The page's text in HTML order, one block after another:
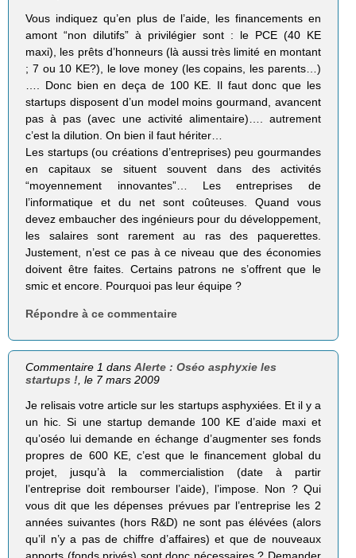
Vous indiquez qu’en plus de l’aide, les financements en
amont “non dilutifs” à privilégier sont : le PCE (40 KE
maxi), les prêts d’honneurs (là aussi très limité en montant
; 7 ou 10 KE?), le love money (les copains, les parents…)
…. Donc bien en deça de 100 KE. Il faut donc que les
startups disposent d’un model moins gourmand, avancent
pas à pas (avec une activité alimentaire)…. autrement
c’est la dilution. On bien il faut hériter…
Les startups (ou créations d’entreprises) peu gourmandes
en capitaux se situent souvent dans des activités
“moyennement innovantes”… Les entreprises de
l’informatique et du net sont coûteuses. Quand vous
devez embaucher des ingénieurs pour du développement,
les salaires sont rarement au ras des paquerettes.
Justement, n’est ce pas à ce niveau que des économies
doivent être faites. Certains patrons ne s’offrent que le
smic et encore. Pourquoi pas leur équipe ?
Répondre à ce commentaire
Commentaire 1 dansAlerte : Oséo asphyxie les
startups ! , le 7 mars 2009
Je relisais votre article sur les startups asphyxiées. Et il y a
un hic. Si une startup demande 100 KE d’aide maxi et
qu’oséo lui demande en échange d’augmenter ses fonds
propres de 600 KE, c’est que le financement global du
projet, jusqu’à la commercialistion (date à partir
l’entreprise doit rembourser l’aide), l’impose. Non ? Qui
vous dit que les dépenses prévues par l’entreprise les 2
années suivantes (hors R&D) ne sont pas élévées (alors
qu’il n’y a pas de chiffre d’affaires) et que de nouveaux